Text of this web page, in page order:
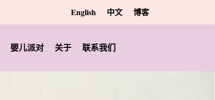
English 中文 博客
婴儿派对 关于 联系我们